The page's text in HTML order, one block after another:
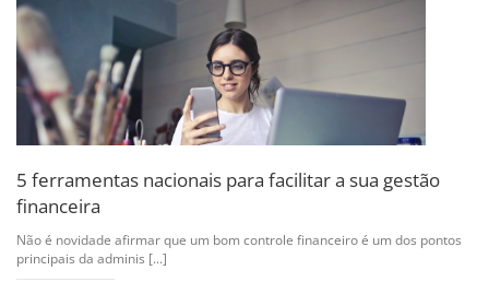
5 ferramentas nacionais para facilitar a sua gestão
financeira
Não é novidade afirmar que um bom controle financeiro é um dos pontos
principais da adminis [...]